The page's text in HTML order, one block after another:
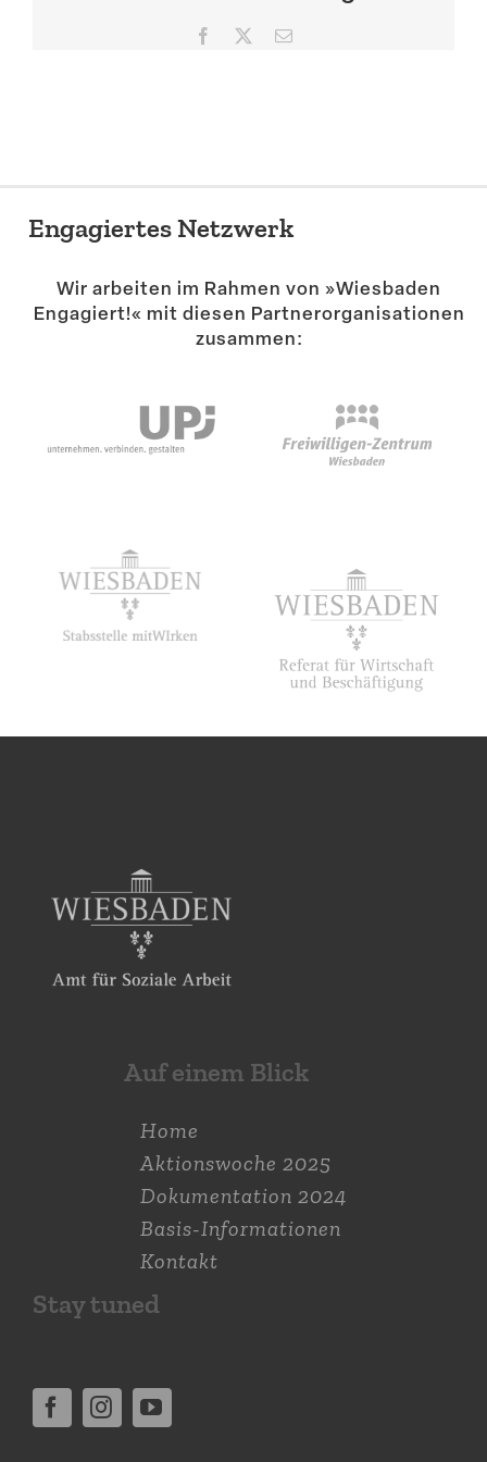
Suche
Facebook E-
Engagiertes Netzwerk
Wir arbeiten im Rahmen von »Wiesbaden
Engagiert!« mit diesen Partner­or­ga­ni­sa­tionen
zusammen:
Auf einem Blick
Home
Aktions­woche 2025
Dokumen­tation 2024
Basis-Informationen
Kontakt
Stay tuned